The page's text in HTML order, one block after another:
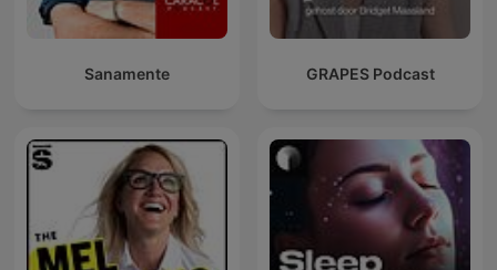
Sanamente GRAPES Podcast